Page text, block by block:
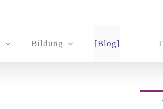
Bildung [Blog]